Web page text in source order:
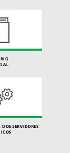
SERVIDORES